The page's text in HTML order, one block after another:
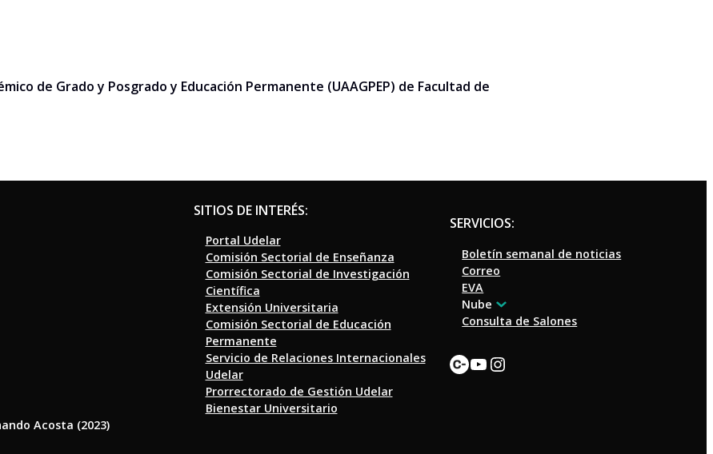
de Grado y Posgrado y Educación Permanente (UAAGPEP) de Facultad de
Acosta (2023)
SITIOS DE INTERÉS:
Portal Udelar
Comisión Sectorial de Enseñanza
Comisión Sectorial de Investigación
Científica
Extensión Universitaria
Comisión Sectorial de Educación
Permanente
Servicio de Relaciones Internacionales
Udelar
Prorrectorado de Gestión Udelar
Bienestar Universitario
SERVICIOS:
Boletín semanal de noticias
Correo
EVA
Nube
Consulta de Salones
Enlace
YouTube
Instagram